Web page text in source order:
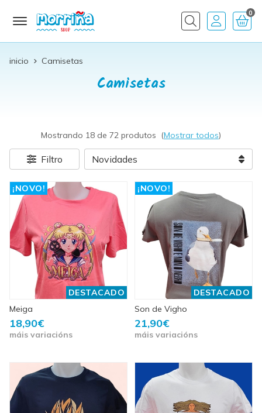
Buscar
0
inicio Camisetas
Camisetas
Mostrando 18 de 72 produtos (Mostrar todos)
Filtro
DESTACADO
¡NOVO!
Meiga
18,90€
máis variacións
DESTACADO
¡NOVO!
Son de Vigho
21,90€
máis variacións